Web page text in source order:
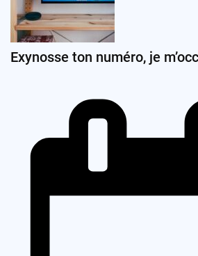
Exynosse ton numéro, je